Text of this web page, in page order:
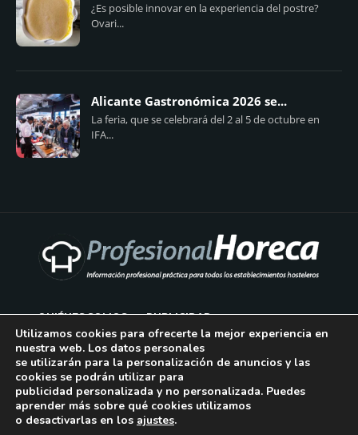
¿Es posible innovar en la experiencia del postre?
Ovari...
Alicante Gastronómica 2026 se...
La feria, que se celebrará del 2 al 5 de octubre en
IFA...
QUIÉNES SOMOS PUBLICIDAD
AVISO LEGAL
POLÍTICA DE COOKIES
POLÍTICA DE PRIVACIDAD
Utilizamos cookies para ofrecerte la mejor experiencia en
nuestra web. Los datos personales
se utilizarán para la personalización de anuncios y las
cookies se podrán utilizar para
publicidad personalizada y no personalizada. Puedes
aprender más sobre qué cookies utilizamos
o desactivarlas en los ajustes.